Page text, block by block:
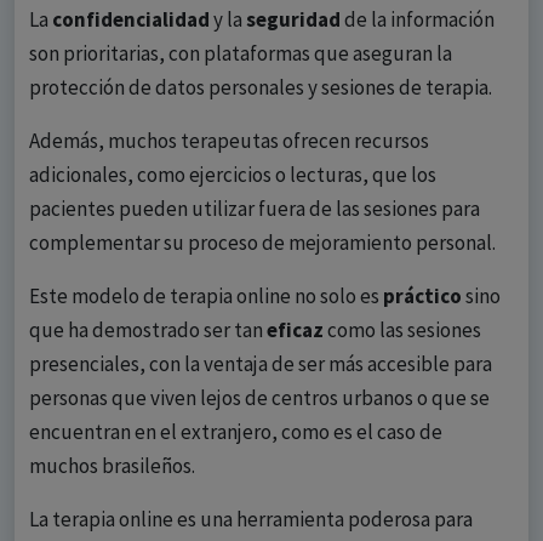
La confidencialidady la seguridadde la información
son prioritarias, con plataformas que aseguran la
protección de datos personales y sesiones de terapia.
Además, muchos terapeutas ofrecen recursos
adicionales, como ejercicios o lecturas, que los
pacientes pueden utilizar fuera de las sesiones para
complementar su proceso de mejoramiento personal.
Este modelo de terapia online no solo es prácticosino
que ha demostrado ser taneficazcomo las sesiones
presenciales, con la ventaja de ser más accesible para
personas que viven lejos de centros urbanos o que se
encuentran en el extranjero, como es el caso de
muchos brasileños.
La terapia online es una herramienta poderosa para